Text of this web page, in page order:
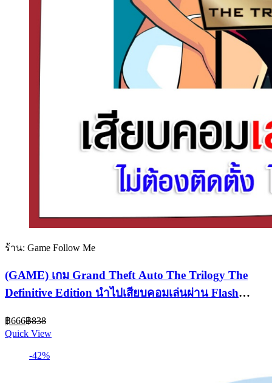
ร้าน: Game Follow Me
(GAME) เกม Grand Theft Auto The Trilogy The
Definitive Edition นำไปเสียบคอมเล่นผ่าน Flash
฿666Current
price
is:
฿666.
฿838
was:
฿838.
Quick View
-42%